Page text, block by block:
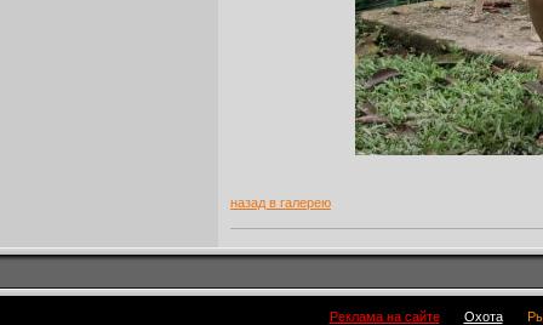
назад в галерею
Реклама на сайте Охота